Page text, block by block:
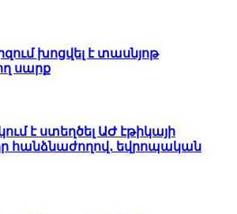
խոցվել է տասնյոթ
սարք
է ստեղծել ԱԺ էթիկայի
հանձնաժողով․ եվրոպական